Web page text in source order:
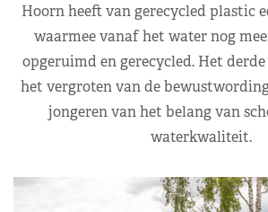
Hoorn heeft van gerecycled plastic
waarmee vanaf het water nog
opgeruimd en gerecycled. Het
het vergroten van de
jongeren van het belang van
waterkwaliteit.